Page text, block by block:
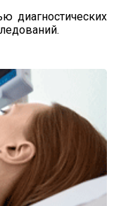
диагностических